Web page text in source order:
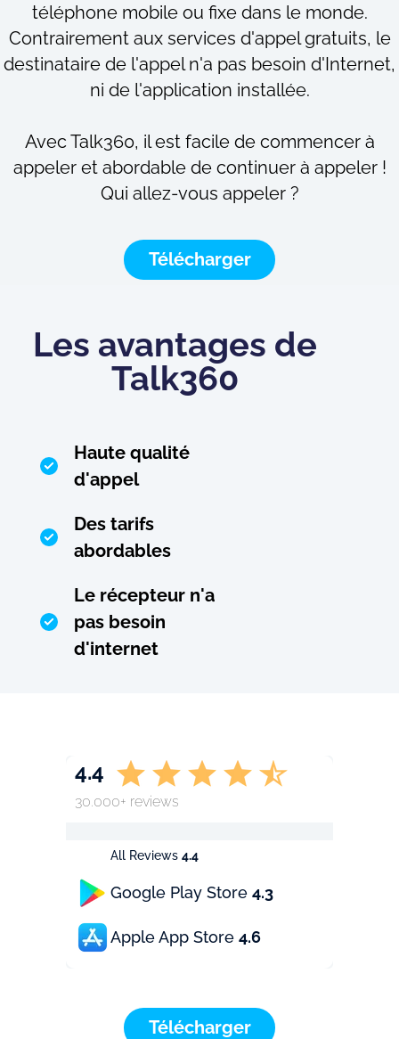
téléphone mobile ou fixe dans le monde.
Contrairement aux services d'appel gratuits, le
destinataire de l'appel n'a pas besoin d'Internet,
ni de l'application installée.
Avec Talk360, il est facile de commencer à
appeler et abordable de continuer à appeler !
Qui allez-vous appeler ?
Télécharger
Les avantages de
Talk360
Haute qualité
d'appel
Des tarifs
abordables
Le récepteur n'a
pas besoin
d'internet
All Reviews 4.4
Google Play Store 4.3
Apple App Store 4.6
4.4
30.000+ reviews
Télécharger